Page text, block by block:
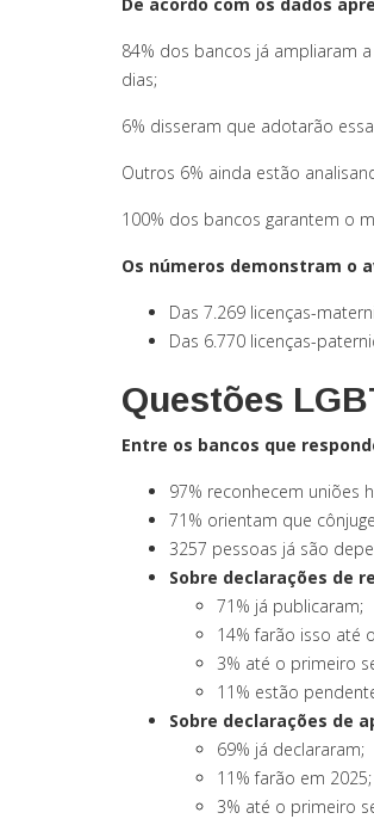
84% dos bancos já ampliaram
dias;
6% disseram que adotarão
Outros 6% ainda estão
100% dos bancos garantem o
Os números demonstram o
Das 7.269 licenças-
Das 6.770 licenças-
Questões
Entre os bancos que
97% reconhecem uniões
71% orientam que
3257 pessoas já são
Sobre declarações de
71% já publicaram;
14% farão isso até
3% até o primeiro
11% estão
Sobre declarações de
69% já declararam;
11% farão em 2025;
3% até o primeiro